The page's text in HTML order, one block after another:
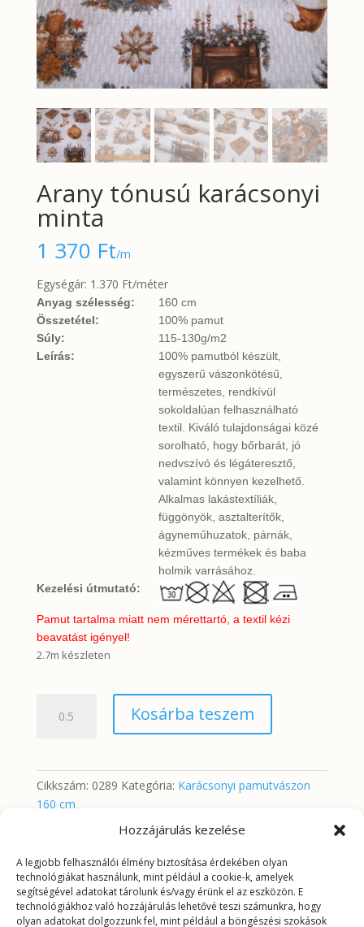
Hozzájárulás kezelése
A legjobb felhasználói élmény biztosítása érdekében olyan
technológiákat használunk, mint például a cookie-k, amelyek
segítségével adatokat tárolunk és/vagy érünk el az eszközön. E
technológiákhoz való hozzájárulás lehetővé teszi számunkra, hogy
olyan adatokat dolgozzunk fel, mint például a böngészési szokások
Arany tónusú karácsonyi
minta
1 370 Ft/m
Egységár: 1.370 Ft/méter
Anyag szélesség:
160 cm
Összetétel:
100% pamut
Súly:
115-130g/m2
Leírás:
100% pamutból készült,
egyszerű vászonkötésű,
természetes, rendkívül
sokoldalúan felhasználható
textil. Kiváló tulajdonságai közé
sorolható, hogy bőrbarát, jó
nedvszívó és légáteresztő,
valamint könnyen kezelhető.
Alkalmas lakástextíliák,
függönyök, asztalterítők,
ágyneműhuzatok, párnák,
kézműves termékek és baba
holmik varrásához.
Kezelési útmutató:
Pamut tartalma miatt nem mérettartó, a textil kézi
beavatást igényel!
2.7m készleten
tónusú
mennyiség
Kosárba teszem
Cikkszám: 0289 Kategória: Karácsonyi pamutvászon
160 cm
További információk